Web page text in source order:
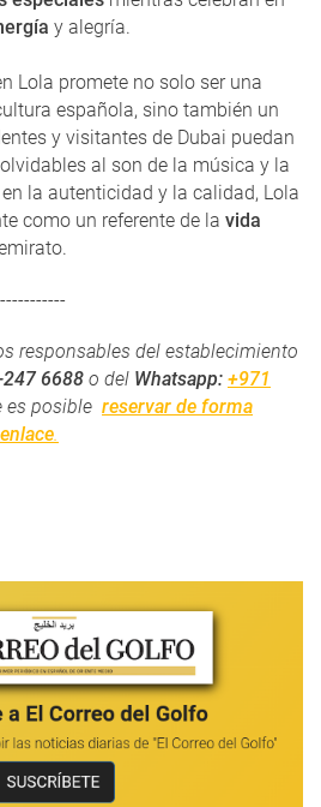
y alegría.
Lola promete no solo ser una
española, sino también un
y visitantes de Dubai puedan
al son de la música y la
la autenticidad y la calidad, Lola
como un referente de la vida
responsables del establecimiento
6688 o del Whatsapp: +971
es posible reservar de forma
.